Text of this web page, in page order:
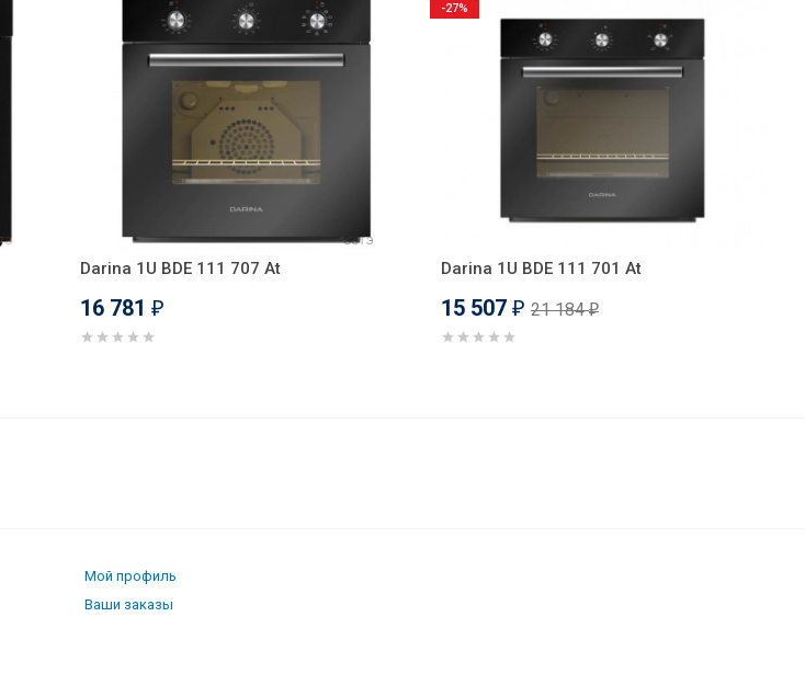
Darina 1U BDE 111 707 At
16 781 ₽
Darina 1U BDE 111 701 At
15 507 ₽ 21 184₽
-27%
Мой профиль
Ваши заказы